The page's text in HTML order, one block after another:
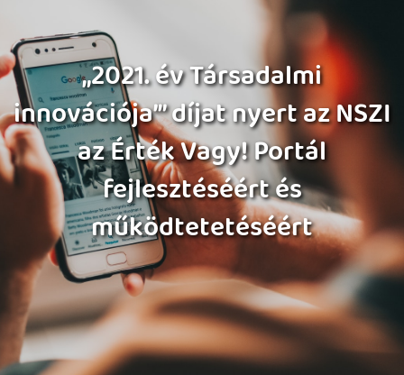
„2021. év Társadalmi
innovációja’” díjat nyert az NSZI
az Érték Vagy! Portál
fejlesztéséért és
működtetetéséért